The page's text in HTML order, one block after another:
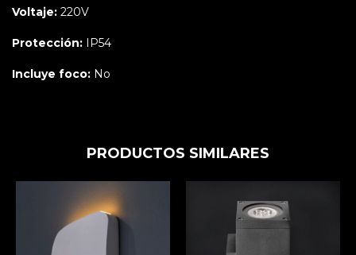
Voltaje: 220V
Protección: IP54
Incluye foco: No
PRODUCTOS SIMILARES